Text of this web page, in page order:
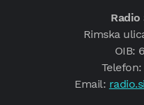
Radio
Rimska
OIB:
Email: